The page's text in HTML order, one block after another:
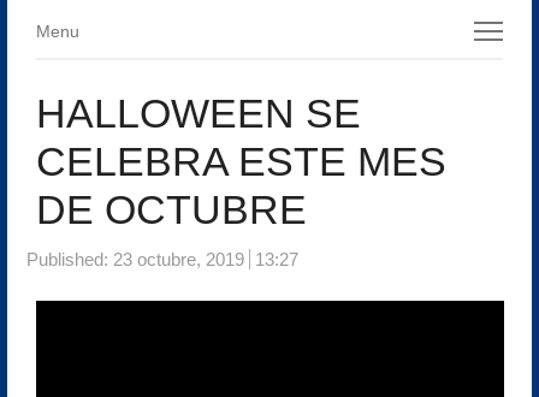
Menu
Menu
HALLOWEEN SE
CELEBRA ESTE MES
DE OCTUBRE
Published: 23 octubre, 2019 13:27